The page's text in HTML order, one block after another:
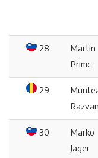
28
Martin
Primc
29
Razvan
30
Marko
Jager